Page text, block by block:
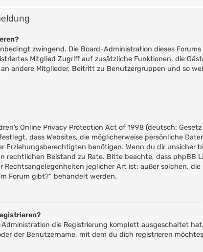
zwingend. Die Board-Administration dieses
Mitglied Zugriff auf zusätzliche Funktionen, die
andere Mitglieder, Beitritt zu Benutzergruppen und so
Online Privacy Protection Act of 1998 (deutsch:
dass Websites, die möglicherweise persönliche
Erziehungsberechtigten benötigen. Wenn du dir unsicher
rechtlichen Beistand zu Rate. Bitte beachte, dass phpBB
jeglicher Art ist; außer solchen,
Forum gibt?“ behandelt werden.
Administration die Registrierung komplett ausgeschaltet
der Benutzername, mit dem du dich registrieren